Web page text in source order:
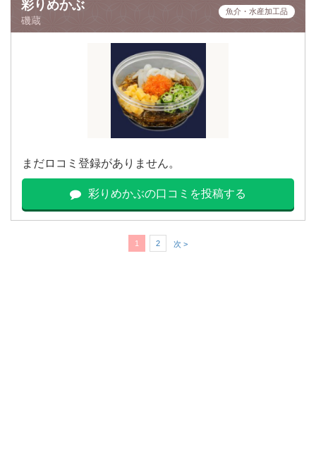
彩りめかぶ
磯蔵
魚介・水産加工品
まだロコミ登録がありません。
彩りめかぶの口コミを投稿する
1 2 次 >